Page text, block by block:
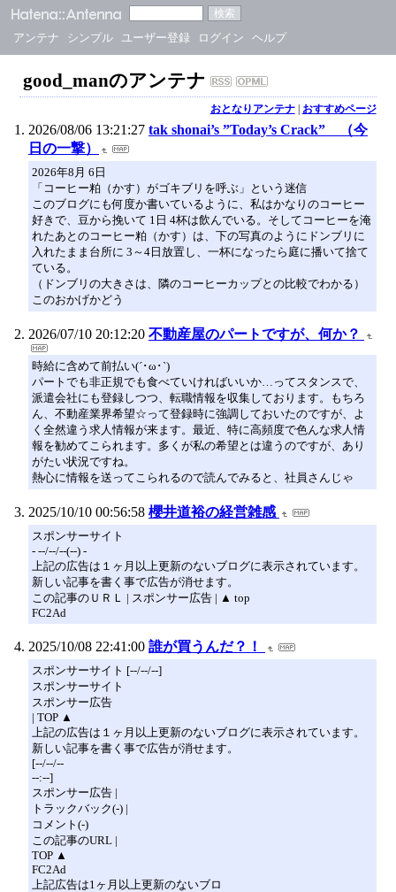
アンテナ シンプル ユーザー登録 ログイン ヘルプ
good_manのアンテナ
おとなりアンテナ| おすすめページ
2026/08/06 13:21:27 tak shonai’s ”Today’s Crack” （今
日の一撃）
2026年8月 6日
「コーヒー粕（かす）がゴキブリを呼ぶ」という迷信
このブログにも何度か書いているように、私はかなりのコーヒー
好きで、豆から挽いて 1日 4杯は飲んでいる。そしてコーヒーを淹
れたあとのコーヒー粕（かす）は、下の写真のようにドンブリに
入れたまま台所に 3～4日放置し、一杯になったら庭に播いて捨て
ている。
（ドンブリの大きさは、隣のコーヒーカップとの比較でわかる）
このおかげかどう
2026/07/10 20:12:20 不動産屋のパートですが、何か？
時給に含めて前払い(´･ω･`)
パートでも非正規でも食べていければいいか…ってスタンスで、
派遣会社にも登録しつつ、転職情報を収集しております。もちろ
ん、不動産業界希望☆って登録時に強調しておいたのですが、よ
く全然違う求人情報が来ます。最近、特に高頻度で色んな求人情
報を勧めてこられます。多くが私の希望とは違うのですが、あり
がたい状況ですね。
熱心に情報を送ってこられるので読んでみると、社員さんじゃ
2025/10/10 00:56:58 櫻井道裕の経営雑感
スポンサーサイト
- --/--/--(--) -
上記の広告は１ヶ月以上更新のないブログに表示されています。
新しい記事を書く事で広告が消せます。
この記事のＵＲＬ | スポンサー広告 | ▲ top
FC2Ad
2025/10/08 22:41:00 誰が買うんだ？！
スポンサーサイト [--/--/--]
スポンサーサイト
スポンサー広告
| TOP ▲
上記の広告は１ヶ月以上更新のないブログに表示されています。
新しい記事を書く事で広告が消せます。
[--/--/--
--:--]
スポンサー広告 |
トラックバック(-) |
コメント(-)
この記事のURL |
TOP ▲
FC2Ad
上記広告は1ヶ月以上更新のないブロ